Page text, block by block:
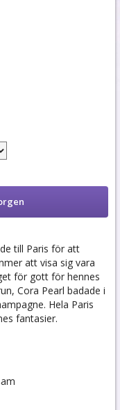
till Paris för att
att visa sig vara
för gott för hennes
Cora Pearl badade i
Hela Paris
fantasier.